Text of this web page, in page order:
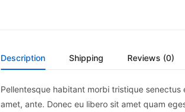
Description Shipping Reviews (0)
Pellentesque habitant morbi tristique
amet, ante. Donec eu libero sit amet quam